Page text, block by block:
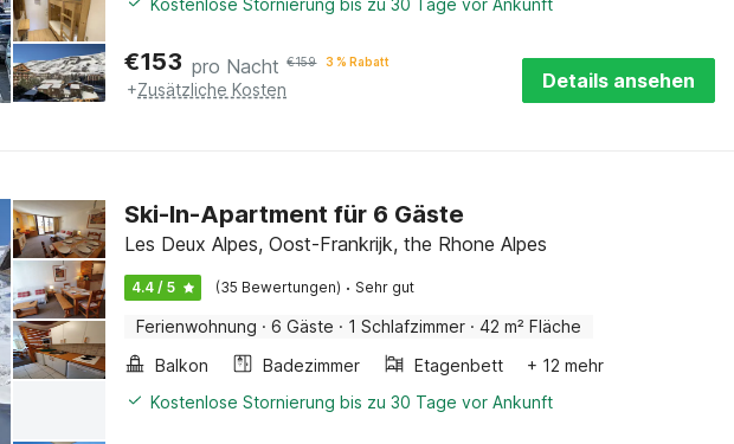
Kostenlose Stornierung bis zu 30 Tage vor Ankunft
€153 pro Nacht €159 3 % Rabatt
+Zusätzliche Kosten Details ansehen
Ski-In-Apartment für 6 Gäste
Les Deux Alpes, Oost-Frankrijk, the Rhone Alpes
4.4 / 5 (35 Bewertungen) · Sehr gut
Ferienwohnung · 6 Gäste · 1 Schlafzimmer · 42 m² Fläche
Balkon
Badezimmer Etagenbett
+ 12 mehr
Kostenlose Stornierung bis zu 30 Tage vor Ankunft